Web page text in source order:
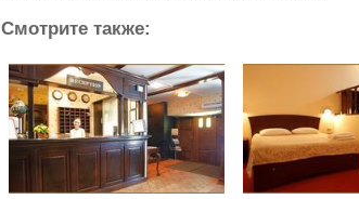
Смотрите также: